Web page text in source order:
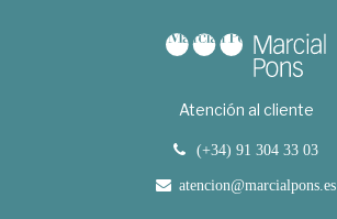
Atención al cliente
(+34) 91 304 33 03
atencion@marcialpons.es